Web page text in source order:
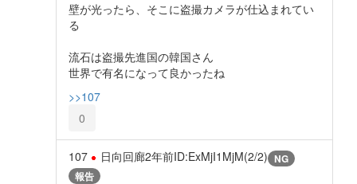
壁が光ったら、そこに盗撮カメラが仕込まれてい
る
流石は盗撮先進国の韓国さん
世界で有名になって良かったね
>>107
0
107 日向回廊2年前ID:ExMjI1MjM(2/2) NG
報告